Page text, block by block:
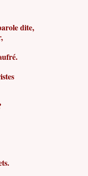
dite,